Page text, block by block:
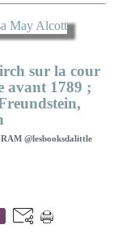
@lesbooksdalittle